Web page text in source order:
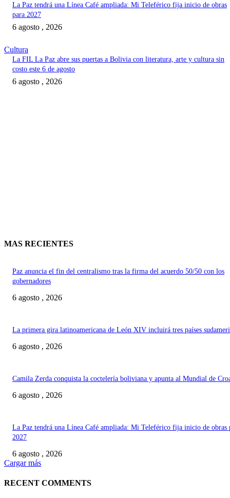
La Paz tendrá una Línea Café ampliada: Mi Teleférico fija inicio de obras
para 2027
6 agosto , 2026
Cultura
La FIL La Paz abre sus puertas a Bolivia con literatura, arte y cultura sin
costo este 6 de agosto
6 agosto , 2026
MAS RECIENTES
Paz anuncia el fin del centralismo tras la firma del acuerdo 50/50 con los
gobernadores
6 agosto , 2026
La primera gira latinoamericana de León XIV incluirá tres países
6 agosto , 2026
Camila Zerda conquista la coctelería boliviana y apunta al Mundial de
6 agosto , 2026
La Paz tendrá una Línea Café ampliada: Mi Teleférico fija inicio de obras
2027
6 agosto , 2026
Cargar más
RECENT COMMENTS